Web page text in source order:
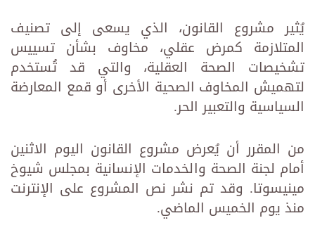
يُثير مشروع القانون، الذي يسعى إلى تصنيف
المتلازمة كمرض عقلي، مخاوف بشأن تسييس
تشخيصات الصحة العقلية، والتي قد تُستخدم
لتهميش المخاوف الصحية الأخرى أو قمع المعارضة
السياسية والتعبير الحر.
من المقرر أن يُعرض مشروع القانون اليوم الاثنين
أمام لجنة الصحة والخدمات الإنسانية بمجلس شيوخ
مينيسوتا. وقد تم نشر نص المشروع على الإنترنت
منذ يوم الخميس الماضي.